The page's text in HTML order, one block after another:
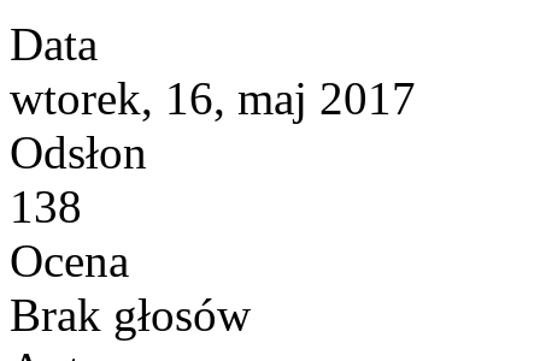
Data
wtorek, 16, maj 2017
Odsłon
138
Ocena
Brak głosów